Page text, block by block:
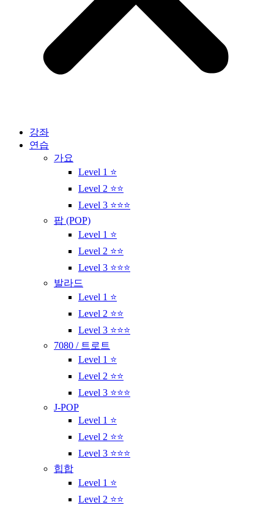
강좌
연습
가요
Level 1 ⭐
Level 2 ⭐⭐
Level 3 ⭐⭐⭐
팝 (POP)
Level 1 ⭐
Level 2 ⭐⭐
Level 3 ⭐⭐⭐
발라드
Level 1 ⭐
Level 2 ⭐⭐
Level 3 ⭐⭐⭐
7080 / 트로트
Level 1 ⭐
Level 2 ⭐⭐
Level 3 ⭐⭐⭐
J-POP
Level 1 ⭐
Level 2 ⭐⭐
Level 3 ⭐⭐⭐
힙합
Level 1 ⭐
Level 2 ⭐⭐